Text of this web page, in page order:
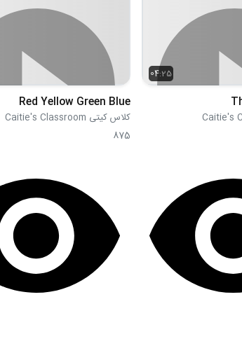
04:25
Red Yellow Green Blue
کلاس کیتی Caitie's Classroom
875